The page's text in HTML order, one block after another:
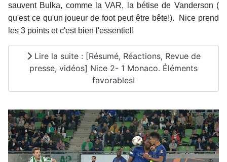
sauvent Bulka, comme la VAR, la bétise de Vanderson (
qu'est ce qu'un joueur de foot peut être bête!). Nice prend
les 3 points et c'est bien l'essentiel!
Lire la suite : [Résumé, Réactions, Revue de
presse, vidéos] Nice 2- 1 Monaco. Éléments
favorables!